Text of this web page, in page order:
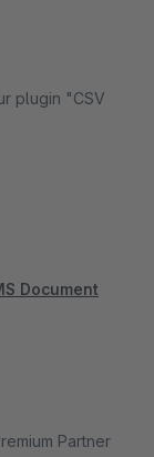
plugin "CSV
Document
Partner